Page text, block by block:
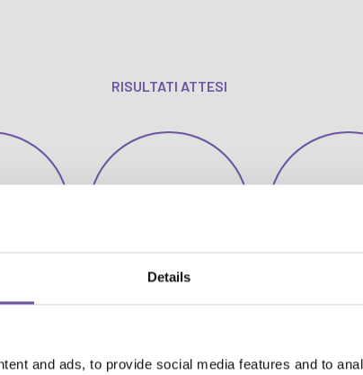
Details
and ads, to provide social media features and to
RISULTATI ATTESI
(30%